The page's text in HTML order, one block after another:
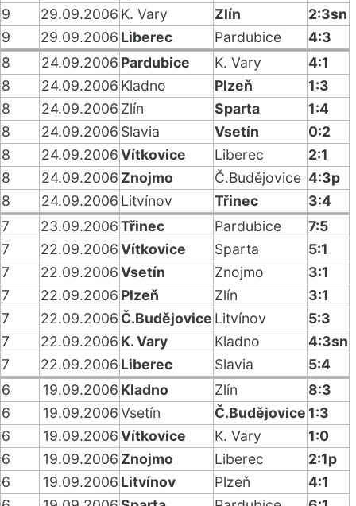
9
29.09.2006 K. Vary Zlín
2:3sn
9
29.09.2006 Liberec Pardubice
4:3
8
24.09.2006 Pardubice K. Vary
4:1
8
24.09.2006 Kladno Plzeň
1:3
8
24.09.2006 Zlín Sparta
1:4
8
24.09.2006 Slavia Vsetín
0:2
8
24.09.2006Vítkovice Liberec
2:1
8
24.09.2006 Znojmo Č.Budějovice 4:3p
8
24.09.2006 Litvínov Třinec
3:4
7
23.09.2006Třinec Pardubice
7:5
7
22.09.2006Vítkovice Sparta
5:1
7
22.09.2006Vsetín Znojmo
3:1
7
22.09.2006 Plzeň Zlín
3:1
7
22.09.2006 Č.Budějovice Litvínov
5:3
7
22.09.2006 K. Vary Kladno
4:3sn
7
22.09.2006 Liberec Slavia
5:4
6
19.09.2006 Kladno Zlín
8:3
6
19.09.2006Vsetín Č.Budějovice 1:3
6
19.09.2006Vítkovice K. Vary
1:0
6
19.09.2006 Znojmo Liberec
2:1p
6
19.09.2006 Litvínov Plzeň
4:1